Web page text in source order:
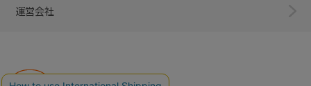
運営会社